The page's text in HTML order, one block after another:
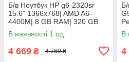
Б/в Ноутбук HP g6-2320sr
15.6" 1366x768| AMD A6-
4400M| 8 GB RAM| 320 GB
HDD| Radeon HD 7520G
В наявності 1 од.
4 669 ₴ 4 769 ₴
В
4